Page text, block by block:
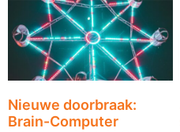
Nieuwe doorbraak:
Brain-Computer